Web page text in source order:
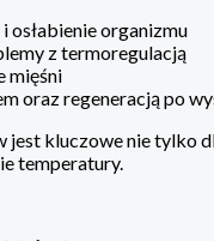
osłabienie organizmu
z termoregulacją
mięśni
oraz regeneracją po
jest kluczowe nie tylko
temperatury.